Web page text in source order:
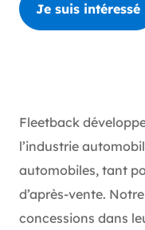
Je suis intéressé
Fleetback
l’industrie
automobiles, tant
d’après-vente.
concessions dans